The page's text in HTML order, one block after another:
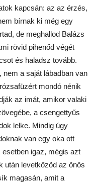
kapcsán: az az érzés,
bírnak ki még egy
de meghallod Balázs
rövid pihenőd végét
és haladsz tovább.
a saját lábadban van
mondó nénik
az imát, amikor valaki
a csengettyűs
lelke. Mindig úgy
van egy oka ott
igaz, mégis azt
után levetkőzöd az önös
magasán, amit a